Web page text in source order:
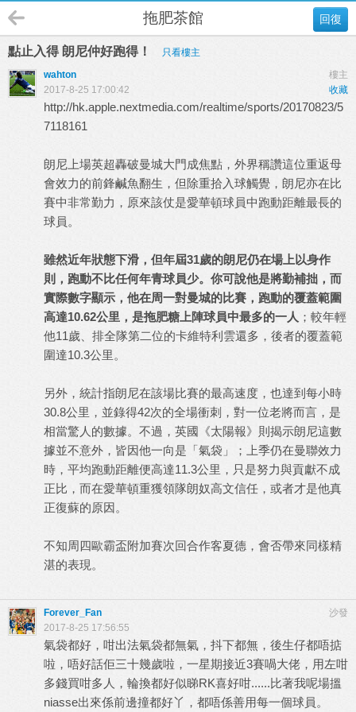
回復
拖肥茶館
點止入得 朗尼仲好跑得！
只看樓主
樓主
wahton
收藏
2017-8-25 17:00:42
http://hk.apple.nextmedia.com/realtime/sports/20170823/5
7118161
朗尼上場英超轟破曼城大門成焦點，外界稱讚這位重返母
會效力的前鋒鹹魚翻生，但除重拾入球觸覺，朗尼亦在比
賽中非常勤力，原來該仗是愛華頓球員中跑動距離最長的
球員。
雖然近年狀態下滑，但年屆31歲的朗尼仍在場上以身作
則，跑動不比任何年青球員少。你可說他是將勤補拙，而
實際數字顯示，他在周一對曼城的比賽，跑動的覆蓋範圍
高達10.62公里，是拖肥糖上陣球員中最多的一人 ；較年輕
他11歲、排全隊第二位的卡維特利雲還多，後者的覆蓋範
圍達10.3公里。
另外，統計指朗尼在該場比賽的最高速度，也達到每小時
30.8公里，並錄得42次的全場衝刺，對一位老將而言，是
相當驚人的數據。不過，英國《太陽報》則揭示朗尼這數
據並不意外，皆因他一向是「氣袋」；上季仍在曼聯效力
時，平均跑動距離便高達11.3公里，只是努力與貢獻不成
正比，而在愛華頓重獲領隊朗奴高文信任，或者才是他真
正復蘇的原因。
不知周四歐霸盃附加賽次回合作客夏德，會否帶來同樣精
湛的表現。
沙發
Forever_Fan
2017-8-25 17:56:55
氣袋都好，咁出法氣袋都無氣，抖下都無，後生仔都唔掂
啦，唔好話佢三十幾歲啦，一星期接近3賽喎大佬，用左咁
多錢買咁多人，輪換都好似睇RK喜好咁......比著我呢場搵
niasse出來係前邊撞都好丫，都唔係善用每一個球員。